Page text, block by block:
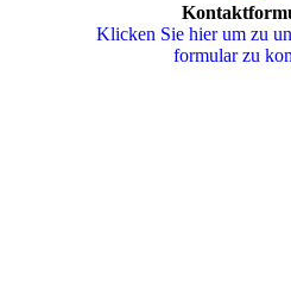
Klicken Sie hier um zu
for­mu­lar zu